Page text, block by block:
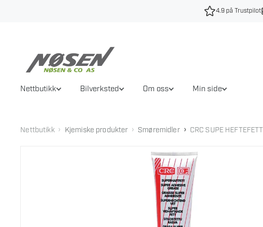
4.9 på Trustpilot
Nettbutikk Bilverksted Om oss Min side
Nettbutikk › Kjemiske produkter › Smøremidler › CRC SUPE